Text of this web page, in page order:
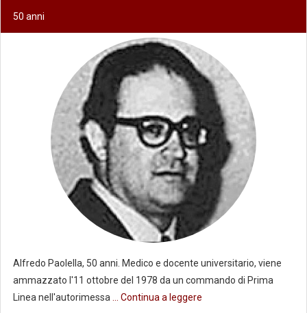
50 anni
Alfredo Paolella, 50 anni. Medico e docente universitario, viene
ammazzato l'11 ottobre del 1978 da un commando di Prima
Linea nell'autorimessa
... Continua a leggere